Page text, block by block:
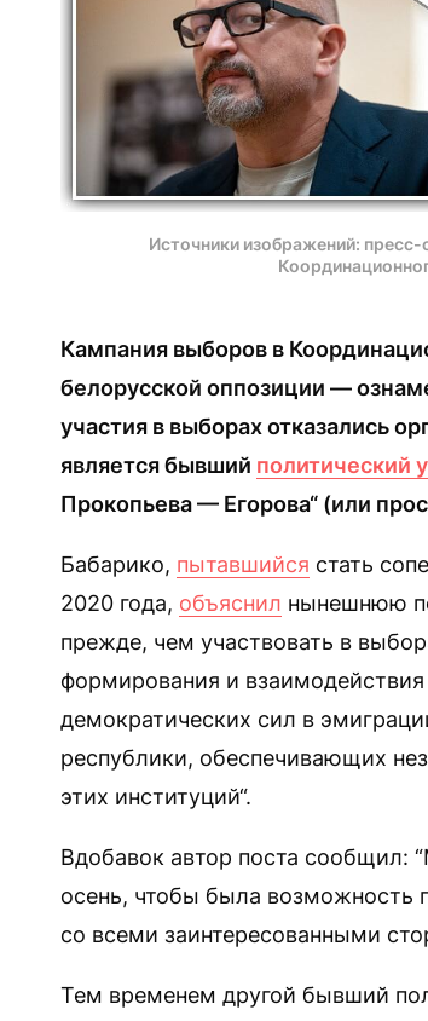
Источники изображений:
Кампания выборов в
белорусской оппозиции —
участия в выборах отказались
является бывший политический
Прокопьева — Егорова“ (или
Бабарико, пытавшийся стать
2020 года, объяснил нынешнюю
прежде, чем участвовать в
формирования и
демократических сил в
республики, обеспечивающих
этих институций“.
Вдобавок автор поста сообщил:
осень, чтобы была возможность
со всеми заинтересованными
Тем временем другой бывший